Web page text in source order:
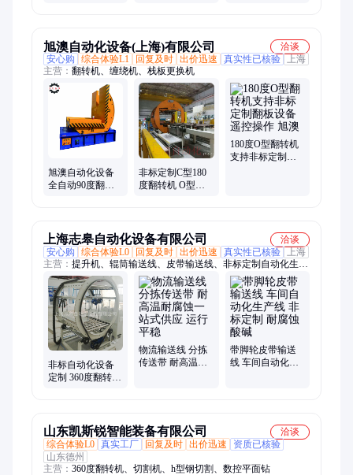
旭澳自动化设备(上海)有限公司
洽谈
安心购
综合体验L1 回复及时 出价迅速 真实性已核验
上海
主营： 翻转机、缠绕机、栈板更换机
旭澳自动化设备
全自动90度翻转
非标定制C型180
度翻转机 O型翻
180度O型翻转机
支持非标定制翻
上海志皋自动化设备有限公司
洽谈
安心购
综合体验L0 回复及时 出价迅速 真实性已核验
上海
主营： 提升机、辊筒输送线、皮带输送线、非标定制自动化生产
线、链条输送线、装配输送线、倍速链装配线、生产线、皮带
机、无动力滚筒线、金山输送机、工作台输送线、自动化设备公
司、汽车零部件生产线、摩擦轮生产线、松江输送机、奉贤输送
机、连续式提升机、上海输送机、手推线、流水线工作台、顶升
移载机、生产装配线
非标自动化设备
定制 360度翻转机
物流输送线 分拣
传送带 耐高温耐
带脚轮皮带输送
线 车间自动化生
山东凯斯锐智能装备有限公司
洽谈
综合体验L0 真实工厂 回复及时 出价迅速
资质已核验
山东德州
主营： 360度翻转机、切割机、h型钢切割、数控平面钻